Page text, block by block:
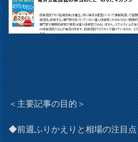
＜主要記事の目的＞
◆前週ふりかえりと相場の注目点